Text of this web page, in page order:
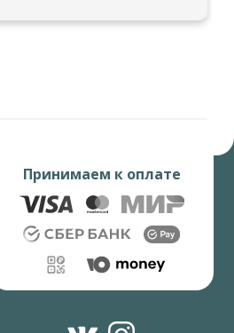
Принимаем к оплате